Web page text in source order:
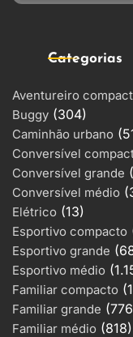
Categorias
Aventureiro
Buggy (304)
Caminhão urbano
Conversível
Conversível grande
Conversível médio
Elétrico (13)
Esportivo compacto
Esportivo grande
Esportivo médio
Familiar compacto
Familiar grande
Familiar médio (818)